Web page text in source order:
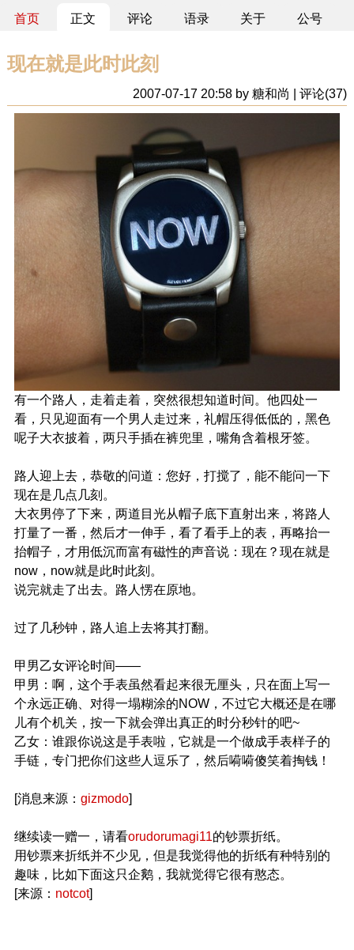
首页 正文 评论 语录 关于 公号
现在就是此时此刻
2007-07-17 20:58 by 糖和尚 | 评论(37)
有一个路人，走着走着，突然很想知道时间。他四处一
看，只见迎面有一个男人走过来，礼帽压得低低的，黑色
呢子大衣披着，两只手插在裤兜里，嘴角含着根牙签。
路人迎上去，恭敬的问道：您好，打搅了，能不能问一下
现在是几点几刻。
大衣男停了下来，两道目光从帽子底下直射出来，将路人
打量了一番，然后才一伸手，看了看手上的表，再略抬一
抬帽子，才用低沉而富有磁性的声音说：现在？现在就是
now，now就是此时此刻。
说完就走了出去。路人愣在原地。
过了几秒钟，路人追上去将其打翻。
甲男乙女评论时间——
甲男：啊，这个手表虽然看起来很无厘头，只在面上写一
个永远正确、对得一塌糊涂的NOW，不过它大概还是在哪
儿有个机关，按一下就会弹出真正的时分秒针的吧~
乙女：谁跟你说这是手表啦，它就是一个做成手表样子的
手链，专门把你们这些人逗乐了，然后嗬嗬傻笑着掏钱！
[消息来源： gizmodo]
继续读一赠一，请看orudorumagi11的钞票折纸。
用钞票来折纸并不少见，但是我觉得他的折纸有种特别的
趣味，比如下面这只企鹅，我就觉得它很有憨态。
[来源： notcot]